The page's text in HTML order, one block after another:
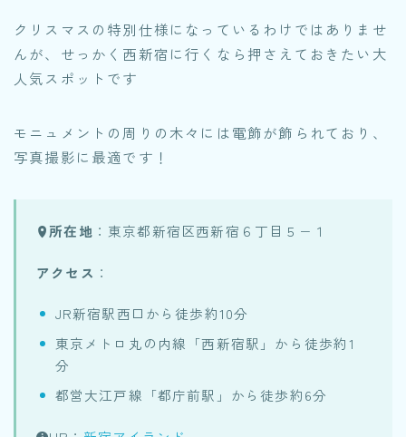
クリスマスの特別仕様になっているわけではありませ
んが、せっかく西新宿に行くなら押さえておきたい大
人気スポットです
モニュメントの周りの木々には電飾が飾られており、
写真撮影に最適です！
所在地 ：東京都新宿区西新宿６丁目５−１
アクセス ：
JR新宿駅西口から徒歩約10分
東京メトロ丸の内線「西新宿駅」から徒歩約1
分
都営大江戸線「都庁前駅」から徒歩約6分